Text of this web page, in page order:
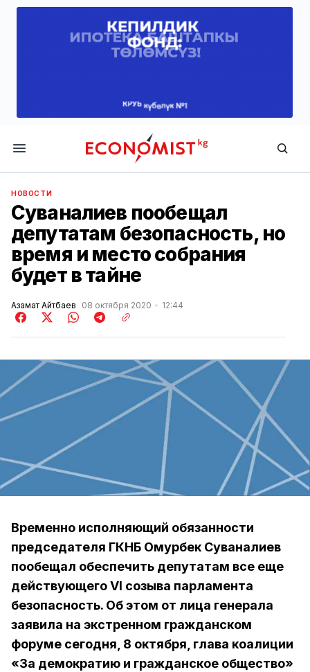
Economist.kg
НОВОСТИ
Суваналиев пообещал
депутатам безопасность, но
время и место собрания
будет в тайне
Азамат Айтбаев 08 октября 2020 12:44
Временно исполняющий обязанности
председателя ГКНБ Омурбек Суваналиев
пообещал обеспечить депутатам все еще
действующего VI созыва парламента
безопасность. Об этом от лица генерала
заявила на экстренном гражданском
форуме сегодня, 8 октября, глава коалиции
«За демократию и гражданское общество»